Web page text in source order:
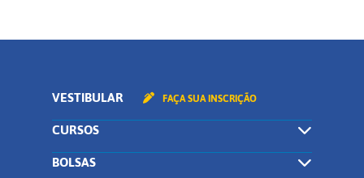
VESTIBULAR FAÇA SUA INSCRIÇÃO
CURSOS
BOLSAS